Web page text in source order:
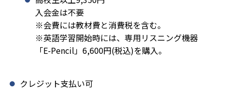
入会金は不要
※会費には教材費と消費税を含む。
※英語学習開始時には、専用リスニング機器
「E-Pencil」6,600円(税込)を購入。
クレジット支払い可